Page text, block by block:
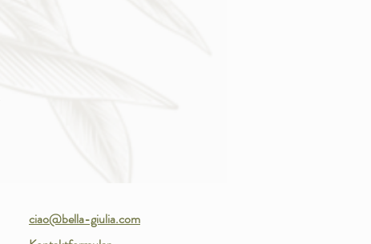
ciao@bella-giulia.com